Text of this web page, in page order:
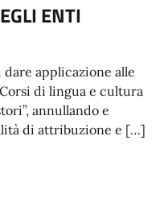
ENTI
applicazione alle
di lingua e cultura
annullando e
di attribuzione e […]